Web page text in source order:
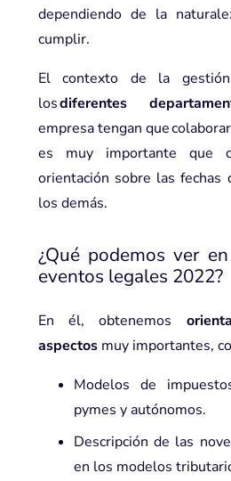
dependiendo de la
cumplir.
El contexto de la
losdiferentes
empresa tengan que
es muy importante que
orientación sobre las fechas
los demás.
¿Qué podemos ver
eventos legales 2022?
En él, obtenemos
aspectosmuy importantes,
Modelos de
pymes y autónomos.
Descripción de las
en los modelos